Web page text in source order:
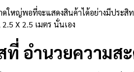
ใหญ่พอที่จะแสดงสินค้าได้อย่างมีประสิ
X 2.5 เมตร นั่นเอง
ที่ อำนวยความส